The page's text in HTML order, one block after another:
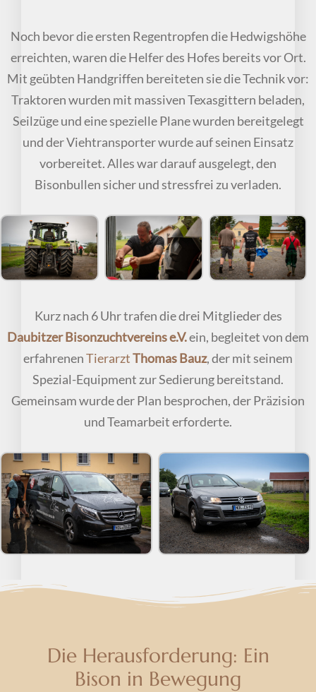
Noch bevor die ersten Regentropfen die Hedwigshöhe
erreichten, waren die Helfer des Hofes bereits vor Ort.
Mit geübten Handgriffen bereiteten sie die Technik vor:
Traktoren wurden mit massiven Texasgittern beladen,
Seilzüge und eine spezielle Plane wurden bereitgelegt
und der Viehtransporter wurde auf seinen Einsatz
vorbereitet. Alles war darauf ausgelegt, den
Bisonbullen sicher und stressfrei zu verladen.
Kurz nach 6 Uhr trafen die drei Mitglieder des
Daubitzer Bisonzuchtvereins e.V.ein, begleitet von dem
erfahrenenTierarztThomas Bauz, der mit seinem
Spezial-Equipment zur Sedierung bereitstand.
Gemeinsam wurde der Plan besprochen, der Präzision
und Teamarbeit erforderte.
Die Herausforderung: Ein
Bison in Bewegung